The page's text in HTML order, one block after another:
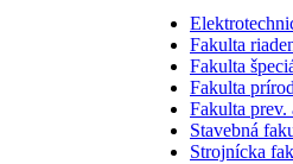
Fakulta
Fakulta
Fakulta
Fakulta prev.
Stavebná
Strojnícka